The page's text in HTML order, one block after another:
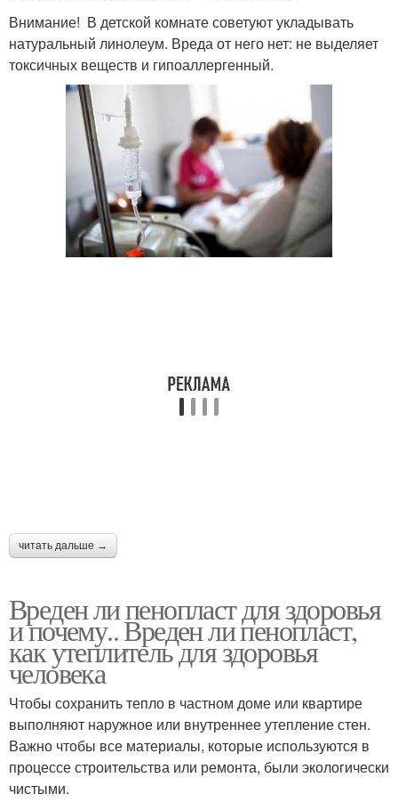
Внимание! В детской комнате советуют укладывать
натуральный линолеум. Вреда от него нет: не выделяет
токсичных веществ и гипоаллергенный.
читать дальше →
Вреден ли пенопласт для здоровья
и почему.. Вреден ли пенопласт,
как утеплитель для здоровья
человека
Чтобы сохранить тепло в частном доме или квартире
выполняют наружное или внутреннее утепление стен.
Важно чтобы все материалы, которые используются в
процессе строительства или ремонта, были экологически
чистыми.